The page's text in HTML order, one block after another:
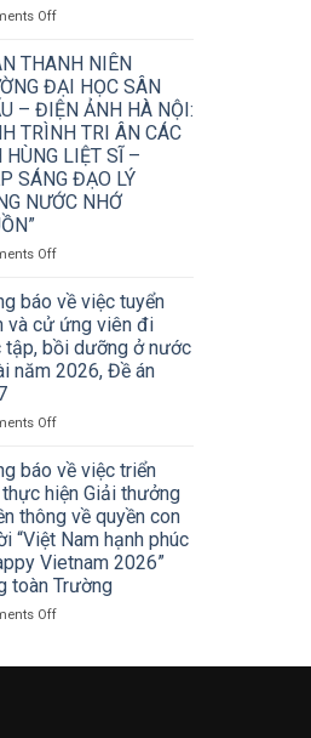
số
của
Tạp
chí
Mỹ
thuật
về
Cuộc
thi
và
Giải
thưởng
Tô
Ngọc
Vân
thứ
năm
2026,
chủ
đề
“Sắc
màu
Kỷ
nguyên
Offon
Đại
học
Sân
khấu
–
Điện
ảnh
Hà
nghị
toàn
quốc
quán
nghị
lần
thứ
ba
Ban
Chấp
hành
Trung
THANH NIÊN
ĐẠI HỌC SÂN
– ĐIỆN ẢNH HÀ NỘI:
TRÌNH TRI ÂN CÁC
HÙNG LIỆT SĨ –
SÁNG ĐẠO LÝ
NƯỚC NHỚ
Offon
THANH
NIÊN
TRƯỜNG
ĐẠI
HỌC
KHẤU
ĐIỆN
ẢNH
HÀ
NỘI:
HÀNH
TRÌNH
TRI
HÙNG
báo về việc tuyển
và cử ứng viên đi
tập, bồi dưỡng ở nước
năm 2026, Đề án
Offon
báo
về
việc
tuyển
chọn
và
cử
ứng
thực
báo về việc triển
hiện Giải thưởng
thông về quyền con
“Việt Nam hạnh phúc
Vietnam 2026”
toàn Trường
Offon